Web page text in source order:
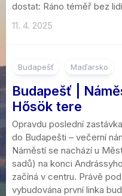
dostat: Ráno téměř bez
11. 4. 2025
Budapešť Maďarsko
Budapešť |
Hősök tere
Opravdu poslední
do Budapešti – večerní
Náměstí se nachází u
sadů) na konci
začíná v centru. Právě
vybudována první linka